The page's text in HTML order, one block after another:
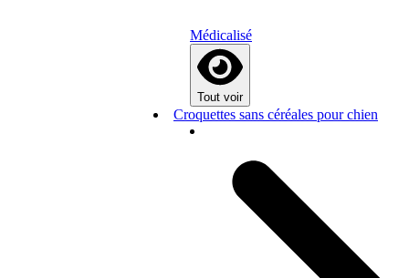
Médicalisé
Tout voir
Croquettes sans céréales pour chien